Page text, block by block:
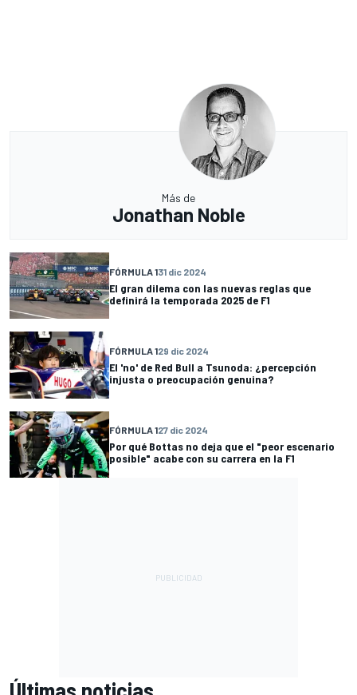
Más de
Jonathan Noble
FÓRMULA 131 dic 2024
El gran dilema con las nuevas reglas que
definirá la temporada 2025 de F1
FÓRMULA 129 dic 2024
El 'no' de Red Bull a Tsunoda: ¿percepción
injusta o preocupación genuina?
FÓRMULA 127 dic 2024
Por qué Bottas no deja que el "peor escenario
posible" acabe con su carrera en la F1